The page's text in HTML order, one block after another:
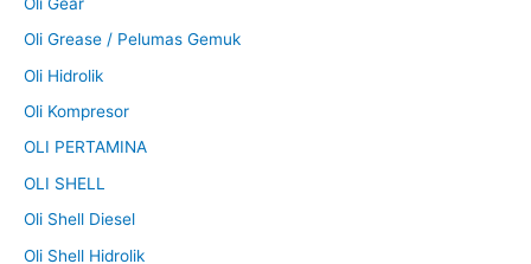
Oli Grease / Pelumas Gemuk
Oli Hidrolik
Oli Kompresor
OLI PERTAMINA
OLI SHELL
Oli Shell Diesel
Oli Shell Hidrolik